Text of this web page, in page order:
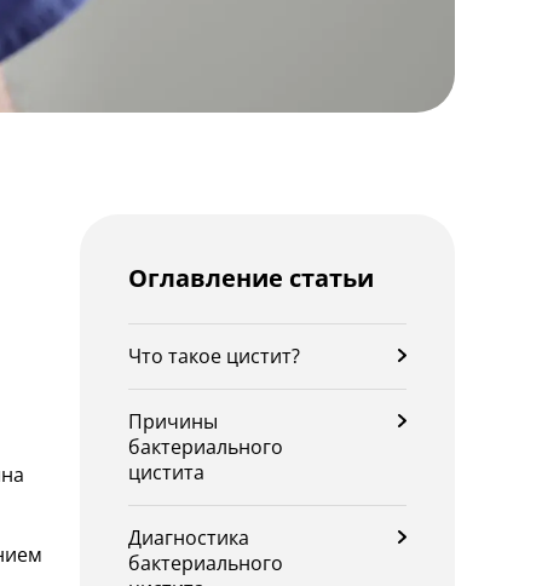
Оглавление статьи
Что такое цистит?
Причины
бактериального
цистита
Диагностика
бактериального